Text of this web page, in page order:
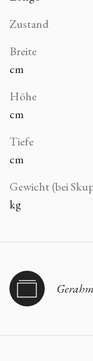
Zustand
Breite
cm
Höhe
cm
Tiefe
cm
Gewicht (bei
kg